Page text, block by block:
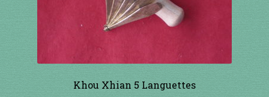
Khou Xhian 5 Languettes